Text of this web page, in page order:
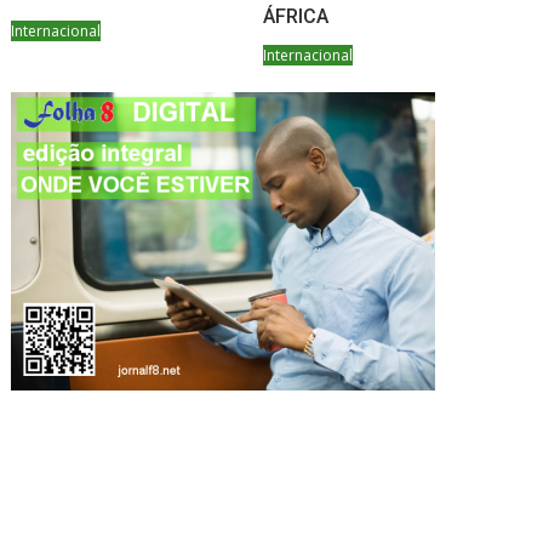
Internacional
ÁFRICA
Internacional